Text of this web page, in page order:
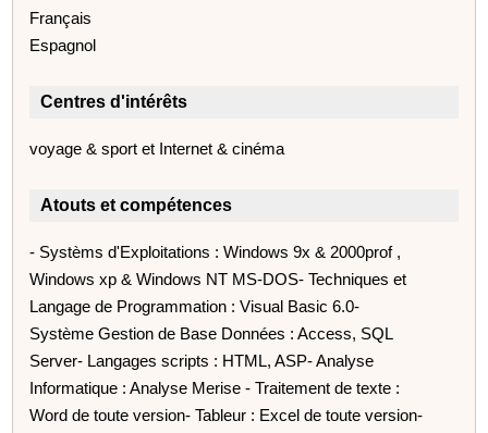
Français
Espagnol
Centres d'intérêts
voyage & sport et Internet & cinéma
Atouts et compétences
- Systèms d'Exploitations : Windows 9x & 2000prof ,
Windows xp & Windows NT MS-DOS- Techniques et
Langage de Programmation : Visual Basic 6.0-
Système Gestion de Base Données : Access, SQL
Server- Langages scripts : HTML, ASP- Analyse
Informatique : Analyse Merise - Traitement de texte :
Word de toute version- Tableur : Excel de toute version-